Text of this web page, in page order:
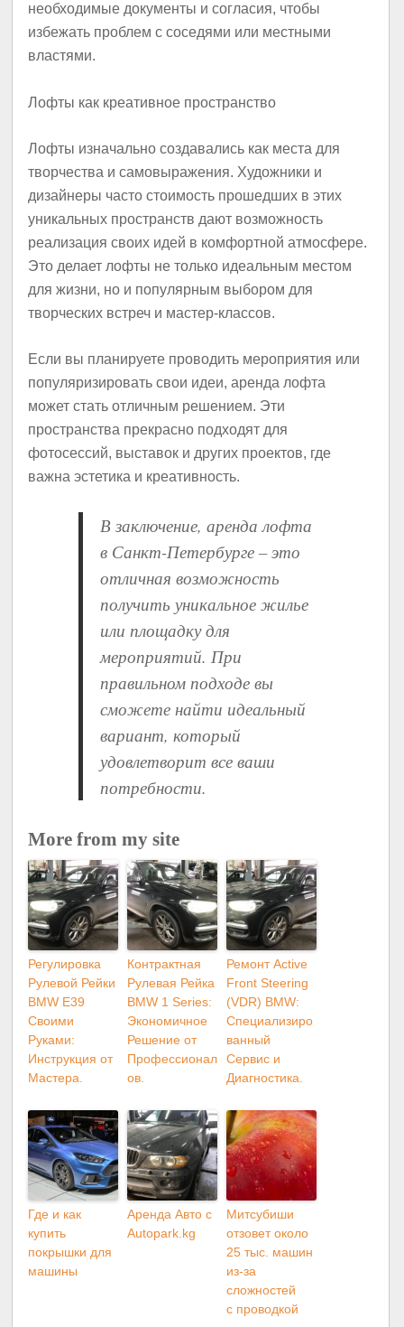
необходимые документы и согласия, чтобы
избежать проблем с соседями или местными
властями.
Лофты как креативное пространство
Лофты изначально создавались как места для
творчества и самовыражения. Художники и
дизайнеры часто стоимость прошедших в этих
уникальных пространств дают возможность
реализация своих идей в комфортной атмосфере.
Это делает лофты не только идеальным местом
для жизни, но и популярным выбором для
творческих встреч и мастер-классов.
Если вы планируете проводить мероприятия или
популяризировать свои идеи, аренда лофта
может стать отличным решением. Эти
пространства прекрасно подходят для
фотосессий, выставок и других проектов, где
важна эстетика и креативность.
В заключение, аренда лофта
в Санкт-Петербурге – это
отличная возможность
получить уникальное жилье
или площадку для
мероприятий. При
правильном подходе вы
сможете найти идеальный
вариант, который
удовлетворит все ваши
потребности.
More from my site
Регулировка
Рулевой Рейки
BMW E39
Своими
Руками:
Инструкция от
Мастера.
Контрактная
Рулевая Рейка
BMW 1 Series:
Экономичное
Решение от
Профессионал
ов.
Ремонт Active
Front Steering
(VDR) BMW:
Специализиро
ванный
Сервис и
Диагностика.
Где и как
купить
покрышки для
машины
Аренда Авто с
Autopark.kg
Митсубиши
отзовет около
25 тыс. машин
из-за
сложностей
с проводкой